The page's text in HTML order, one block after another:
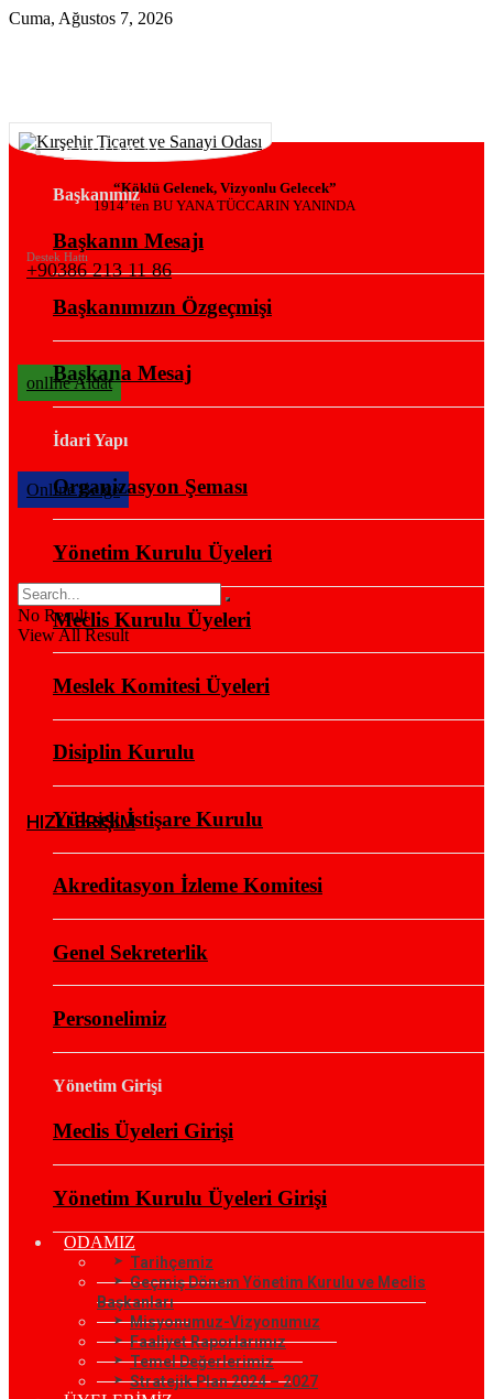
Cuma, Ağustos 7, 2026
“Köklü Gelenek, Vizyonlu Gelecek”
1914’ ten BU YANA TÜCCARIN YANINDA
Destek Hattı
+90386 213 11 86
onlIne Aidat
OnlIne Belge
No Result
View All Result
HIZLI ERİŞİM
KURUMSAL
Başkanımız
Başkanın Mesajı
Başkanımızın Özgeçmişi
Başkana Mesaj
İdari Yapı
Organizasyon Şeması
Yönetim Kurulu Üyeleri
Meclis Kurulu Üyeleri
Meslek Komitesi Üyeleri
Disiplin Kurulu
Yüksek İstişare Kurulu
Akreditasyon İzleme Komitesi
Genel Sekreterlik
Personelimiz
Yönetim Girişi
Meclis Üyeleri Girişi
Yönetim Kurulu Üyeleri Girişi
ODAMIZ
Tarihçemiz
Geçmiş Dönem Yönetim Kurulu ve Meclis
Başkanları
Misyonumuz-Vizyonumuz
Faaliyet Raporlarımız
Temel Değerlerimiz
Stratejik Plan 2024 – 2027